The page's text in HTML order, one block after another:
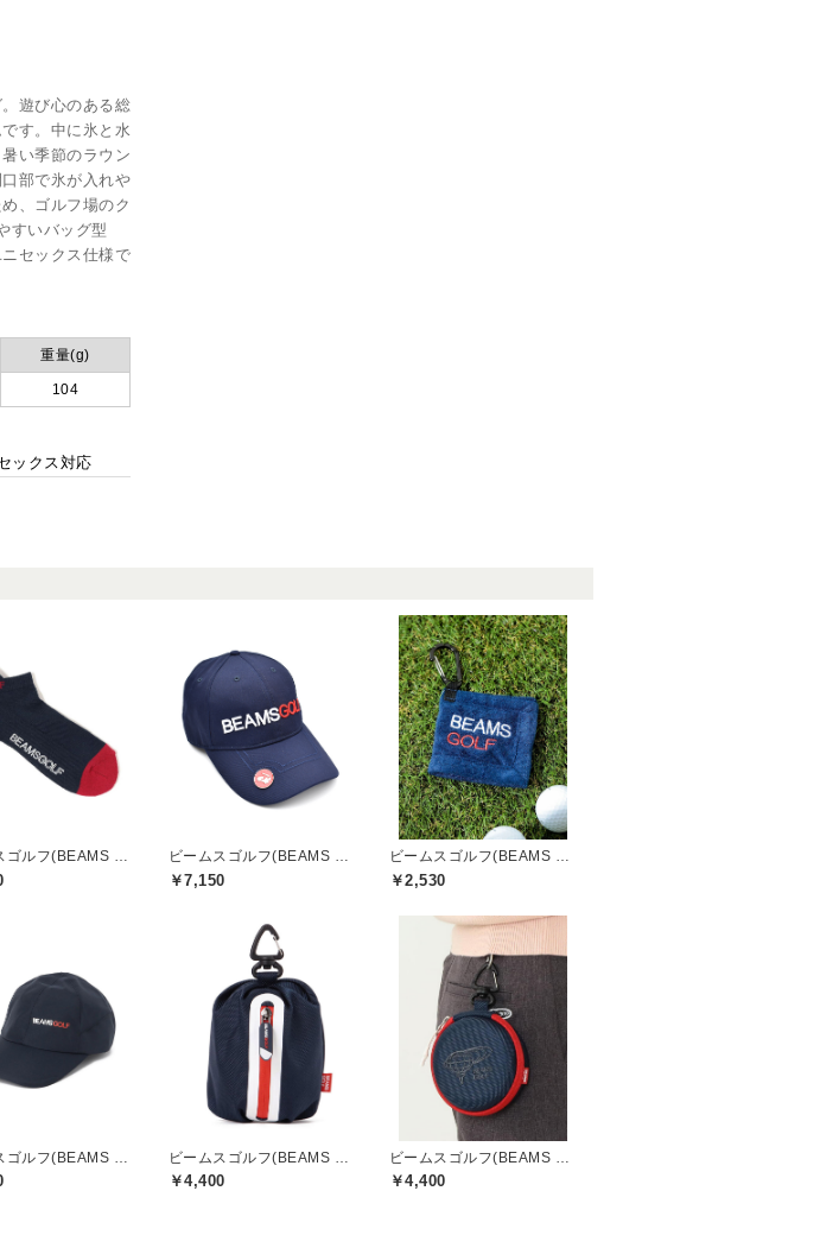
遊び心のある総
す。中に氷と水
い季節のラウン
部で氷が入れや
、ゴルフ場のク
すいバッグ型
セックス仕様で
重量(g)
104
ックス対応
￥7,150 ￥2,530
￥4,400 ￥4,400